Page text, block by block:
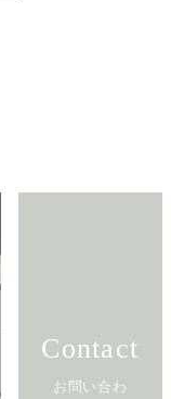
Contact
お問い合わ